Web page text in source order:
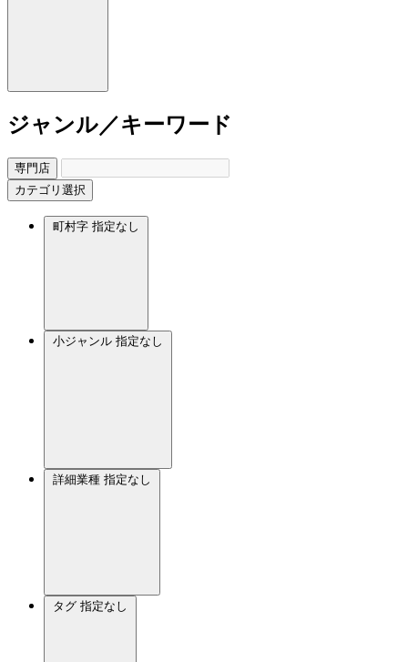
ジャンル／キーワード
専門店
カテゴリ選択
町村字 指定なし
小ジャンル 指定なし
詳細業種 指定なし
タグ 指定なし